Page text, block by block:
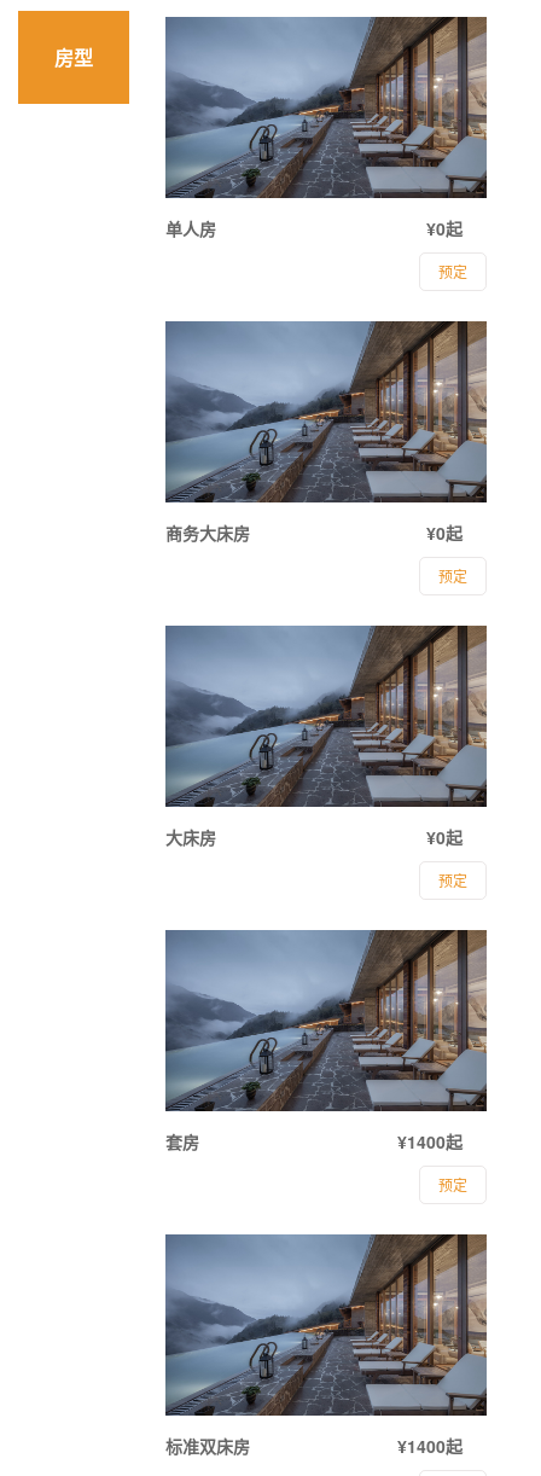
房型
单人房 ¥0起
预定
商务大床房 ¥0起
预定
大床房 ¥0起
预定
套房 ¥1400起
预定
标准双床房 ¥1400起